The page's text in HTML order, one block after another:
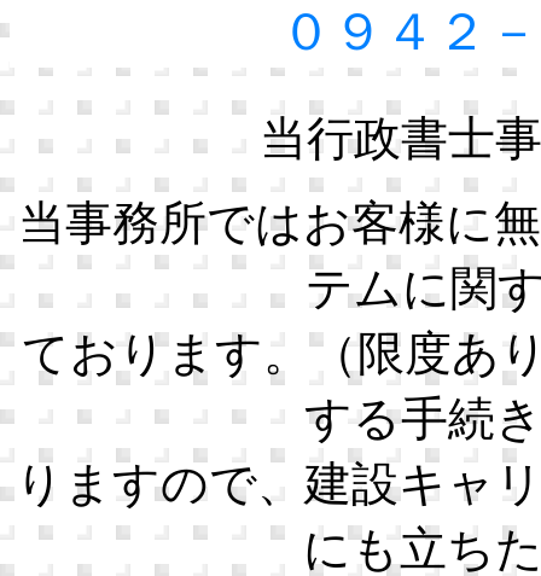
０９４２
当行政書士
当事務所ではお客様に
テムに関
ております。（限度あ
する手続
りますので、建設キャ
にも立ち